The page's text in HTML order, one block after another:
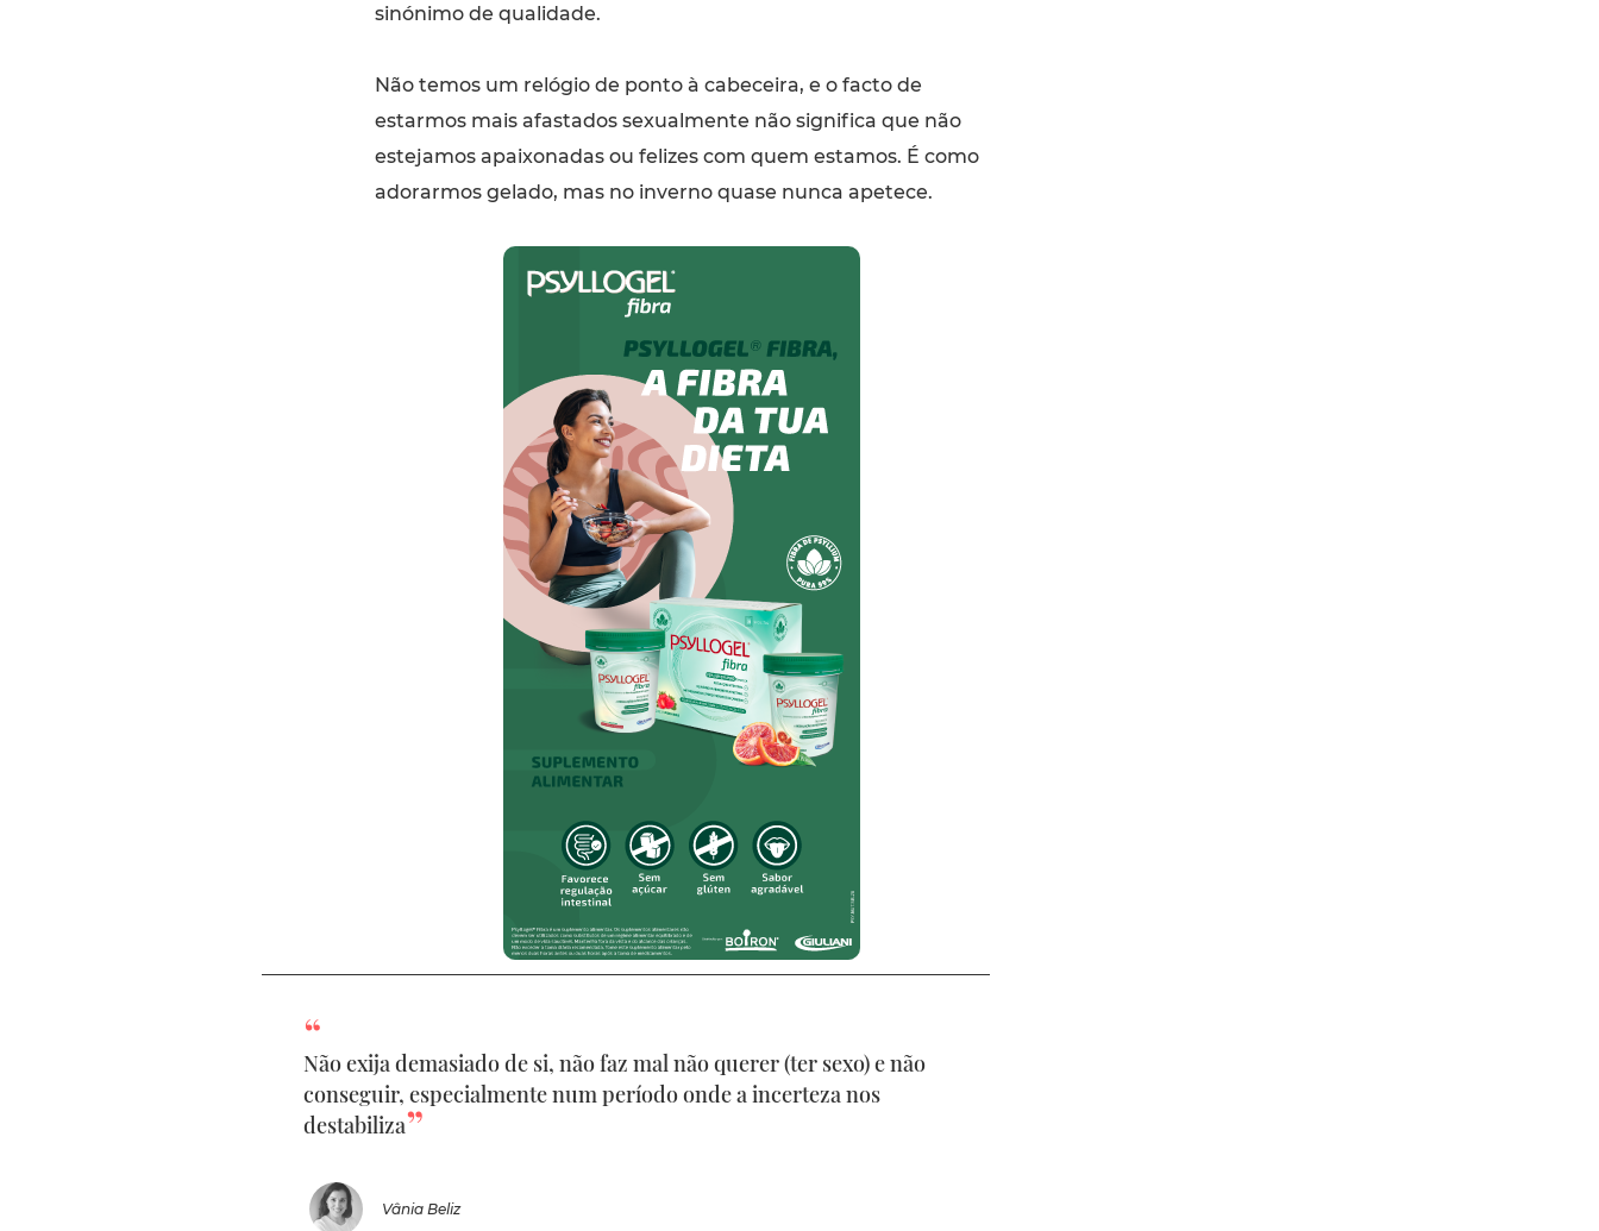
sinónimo de qualidade.
Não temos um relógio de ponto à cabeceira, e o facto de
estarmos mais afastados sexualmente não significa que não
estejamos apaixonadas ou felizes com quem estamos. É como
adorarmos gelado, mas no inverno quase nunca apetece.
Não exija demasiado de si, não faz mal não querer (ter sexo) e não
conseguir, especialmente num período onde a incerteza nos
destabiliza
Vânia Beliz